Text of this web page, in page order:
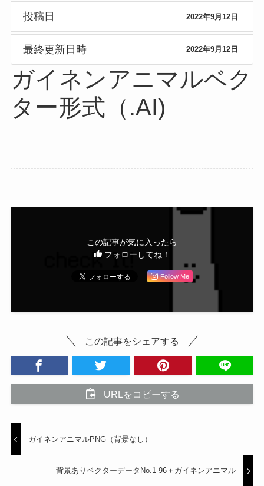
投稿日 2022年9月12日
最終更新日時 2022年9月12日
ガイネンアニマルベク
ター形式（.AI)
この記事が気に入ったら
フォローしてね！
Follow Me
この記事をシェアする
URLをコピーする
ガイネンアニマルPNG（背景なし）
背景ありベクターデータNo.1-96＋ガイネンアニマル